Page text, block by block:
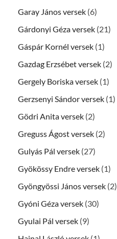
Garay János versek (6)
Gárdonyi Géza versek (21)
Gáspár Kornél versek (1)
Gazdag Erzsébet versek (2)
Gergely Boriska versek (1)
Gerzsenyi Sándor versek (1)
Gödri Anita versek (2)
Greguss Ágost versek (2)
Gulyás Pál versek (27)
Gyökössy Endre versek (1)
Gyöngyössi János versek (2)
Gyóni Géza versek (30)
Gyulai Pál versek (9)